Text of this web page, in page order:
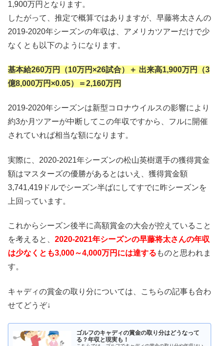
1,900万円となります。
したがって、推定で概算ではありますが、早藤将太さんの
2019-2020年シーズンの年収は、アメリカツアーだけで少
なくとも以下のようになります。
基本給260万円（10万円×26試合）＋ 出来高1,900万円（3
億8,000万円×0.05）＝2,160万円
2019-2020年シーズンは新型コロナウイルスの影響により
約3か月ツアーが中断してこの年収ですから、フルに開催
されていれば相当な額になります。
実際に、2020-2021年シーズンの松山英樹選手の獲得賞金
額はマスターズの優勝があるとはいえ、獲得賞金額
3,741,419ドルでシーズン半ばにしてすでに昨シーズンを
上回っています。
これからシーズン後半に高額賞金の大会が控えていること
を考えると、 2020-2021年シーズンの早藤将太さんの年収
は少なくとも3,000～4,000万円には達する ものと思われま
す。
キャディの賞金の取り分については、こちらの記事も合わ
せてどうぞ↓
ゴルフのキャディの賞金の取り分はどうなって
る？年収と現実も！